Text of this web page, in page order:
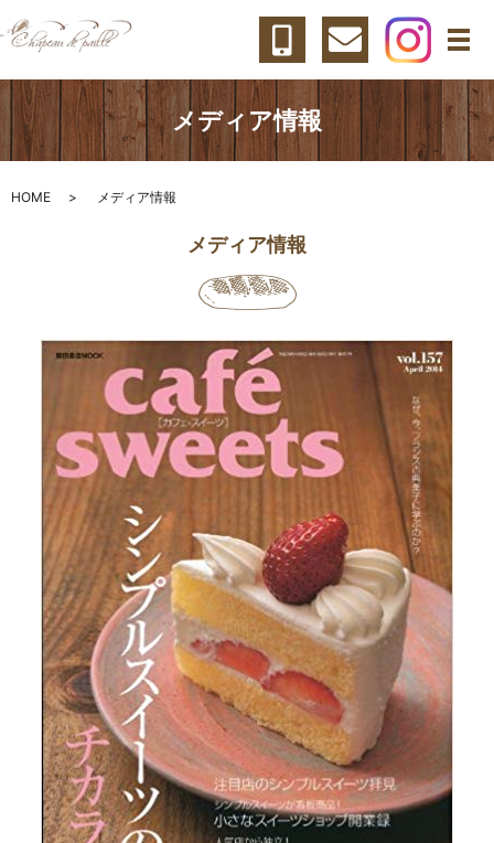
メ
メディア情報
HOME メディア情報
メディア情報